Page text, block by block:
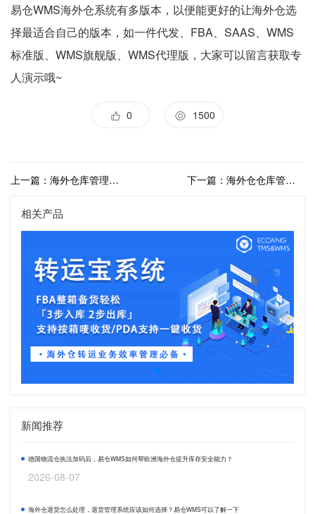
易仓WMS海外仓系统有多版本，以便能更好的让海外仓选
择最适合自己的版本，如一件代发、FBA、SAAS、WMS
标准版、WMS旗舰版、WMS代理版，大家可以留言获取专
人演示哦~
0 1500
上一篇：海外仓库管理软件价格是多少钱？ 下一篇：海外仓仓库管理软件是什么？优势有哪些？
相关产品
新闻推荐
德国物流仓执法加码后，易仓WMS如何帮欧洲海外仓提升库存安全能力？
2026-08-07
海外仓退货怎么处理，退货管理系统应该如何选择？易仓WMS可以了解一下